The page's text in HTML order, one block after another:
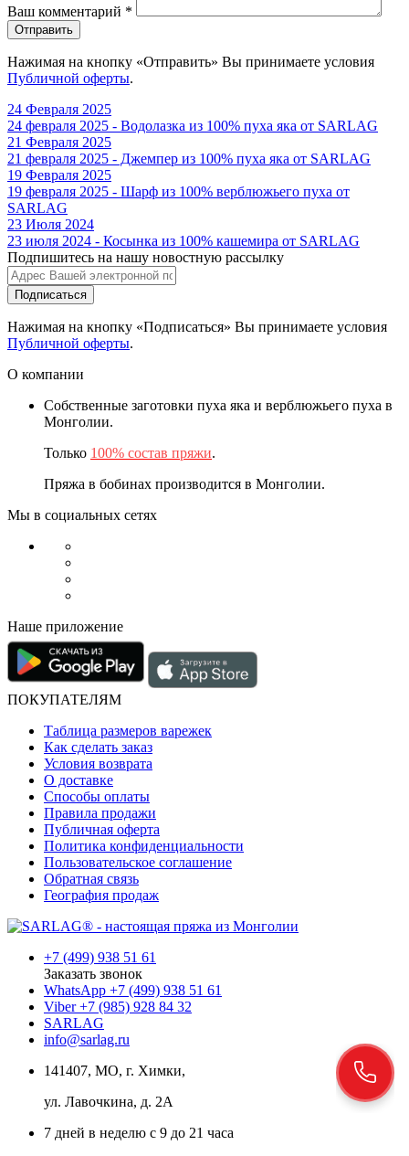
Ваш комментарий *
Отправить
Нажимая на кнопку «Отправить» Вы принимаете условия
Публичной оферты.
24 Февраля 2025
24 февраля 2025 - Водолазка из 100% пуха яка от SARLAG
21 Февраля 2025
21 февраля 2025 - Джемпер из 100% пуха яка от SARLAG
19 Февраля 2025
19 февраля 2025 - Шарф из 100% верблюжьего пуха от
SARLAG
23 Июля 2024
23 июля 2024 - Косынка из 100% кашемира от SARLAG
Подпишитесь на нашу новостную рассылку
Подписаться
Нажимая на кнопку «Подписаться» Вы принимаете условия
Публичной оферты.
О компании
Собственные заготовки пуха яка и верблюжьего пуха в
Монголии.
Только 100% состав пряжи.
Пряжа в бобинах производится в Монголии.
Мы в социальных сетях
Наше приложение
ПОКУПАТЕЛЯМ
Таблица размеров варежек
Как сделать заказ
Условия возврата
О доставке
Способы оплаты
Правила продажи
Публичная оферта
Политика конфиденциальности
Пользовательское соглашение
Обратная связь
География продаж
+7 (499) 938 51 61
Заказать звонок
WhatsApp +7 (499) 938 51 61
Viber +7 (985) 928 84 32
SARLAG
info@sarlag.ru
141407, МО, г. Химки,
ул. Лавочкина, д. 2А
7 дней в неделю с 9 до 21 часа